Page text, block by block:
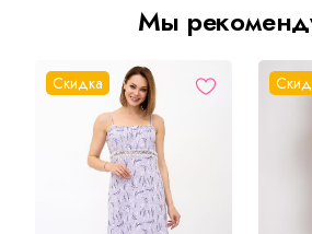
Мы
Скидка